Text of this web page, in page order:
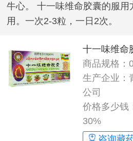
牛心。 十一味维命胶囊的服用
用。一次2-3粒，一日2次。
十一味维命
商品规格：
生产企业：
公司
价格多少钱
30%
咨询藏